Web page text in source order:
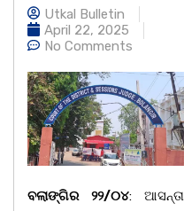
Utkal Bulletin
April 22, 2025
No Comments
ବଲାଙ୍ଗିର ୨୨/୦୪: ଆସନ୍ତା